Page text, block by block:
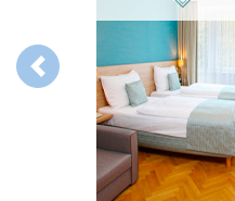
Previous